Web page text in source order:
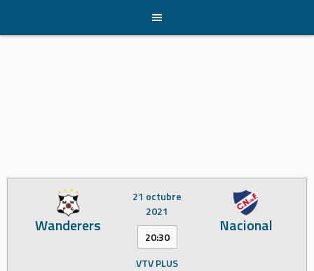
content
Wanderers Nacional
21 octubre
2021
20:30
VTV PLUS